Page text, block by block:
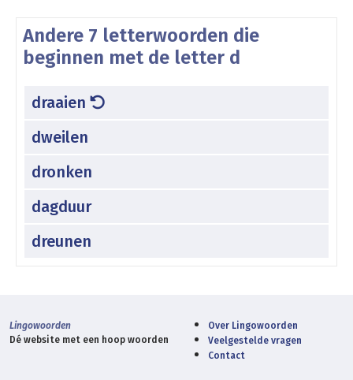
Andere 7 letterwoorden die
beginnen met de letter d
draaien
dweilen
dronken
dagduur
dreunen
Lingowoorden
Dé website met een hoop woorden
Over Lingowoorden
Veelgestelde vragen
Contact